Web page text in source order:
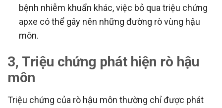
bệnh nhiễm khuẩn khác, việc bỏ qua triệu chứng
apxe có thể gây nên những đường rò vùng hậu
môn.
3, Triệu chứng phát hiện rò hậu
môn
Triệu chứng của rò hậu môn thường chỉ được phát